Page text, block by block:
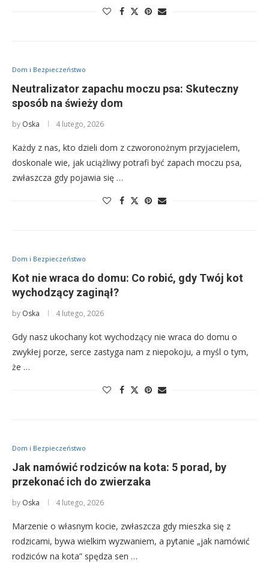
Dom i Bezpieczeństwo
Neutralizator zapachu moczu psa: Skuteczny
sposób na świeży dom
by Oska 4 lutego, 2026
Każdy z nas, kto dzieli dom z czworonożnym przyjacielem,
doskonale wie, jak uciążliwy potrafi być zapach moczu psa,
zwłaszcza gdy pojawia się …
Dom i Bezpieczeństwo
Kot nie wraca do domu: Co robić, gdy Twój kot
wychodzący zaginął?
by Oska 4 lutego, 2026
Gdy nasz ukochany kot wychodzący nie wraca do domu o
zwykłej porze, serce zastyga nam z niepokoju, a myśl o tym,
że …
Dom i Bezpieczeństwo
Jak namówić rodziców na kota: 5 porad, by
przekonać ich do zwierzaka
by Oska 4 lutego, 2026
Marzenie o własnym kocie, zwłaszcza gdy mieszka się z
rodzicami, bywa wielkim wyzwaniem, a pytanie „jak namówić
rodziców na kota” spędza sen …